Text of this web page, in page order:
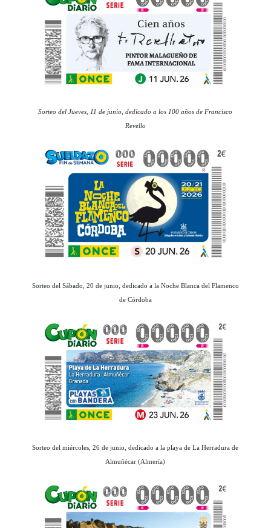
Sorteo del Jueves, 11 de junio, dedicado a los 100 años de Francisco
Revello
Sorteo del Sábado, 20 de junio, dedicado a la Noche Blanca del Flamenco
de Córdoba
Sorteo del miércoles, 26 de junio, dedicado a la playa de La Herradura de
Almuñécar (Almería)